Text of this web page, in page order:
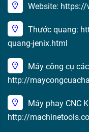
Website:
Thước quang:
quang-jenix.html
Máy công cụ
http://
Máy phay CNC
http://